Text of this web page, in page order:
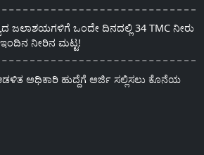
ಜಲಾಶಯಗಳಿಗೆ ಒಂದೇ ದಿನದಲ್ಲಿ 34 TMC ನೀರು
ಇಂದಿನ ನೀರಿನ ಮಟ್ಟ!
ಅಧಿಕಾರಿ ಹುದ್ದೆಗೆ ಅರ್ಜಿ ಸಲ್ಲಿಸಲು ಕೊನೆಯ